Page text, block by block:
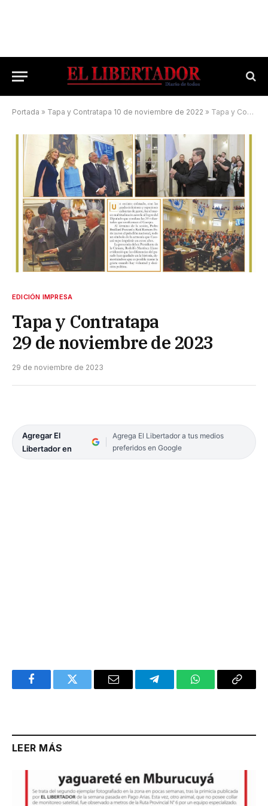
Portada » Tapa y Contratapa 10 de noviembre de 2022 » Tapa y Contratapa 29 de noviembre de 2023
EDICIÓN IMPRESA
Tapa y Contratapa
29 de noviembre de 2023
29 de noviembre de 2023
Agregar El
Libertador en
Agrega El Libertador a tus medios
preferidos en Google
FacebookTwitter Email TelegramWhatsAppCopy
LEER MÁS